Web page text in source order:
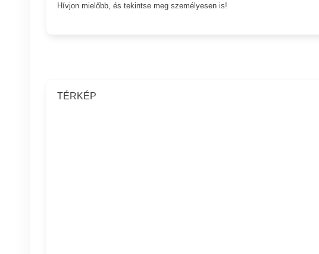
Hívjon mielőbb, és tekintse meg személyesen is!
TÉRKÉP